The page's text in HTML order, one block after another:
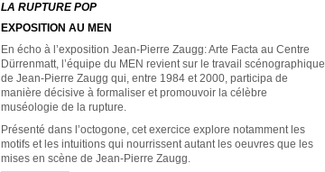
LA RUPTURE POP
EXPOSITION AU MEN
En écho à l’exposition Jean-Pierre Zaugg: Arte Facta au Centre
Dürrenmatt, l’équipe du MEN revient sur le travail scénographique
de Jean-Pierre Zaugg qui, entre 1984 et 2000, participa de
manière décisive à formaliser et promouvoir la célèbre
muséologie de la rupture.
Présenté dans l’octogone, cet exercice explore notamment les
motifs et les intuitions qui nourrissent autant les oeuvres que les
mises en scène de Jean-Pierre Zaugg.